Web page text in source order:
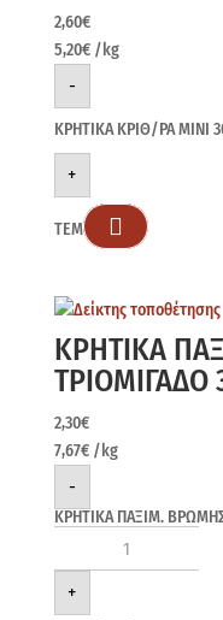
2,60€
5,20€ /kg
-
ΚΡΗΤΙΚΑ ΚΡΙΘ/ΡΑ ΜΙΝΙ
+
ΤΕΜ 
ΚΡΗΤΙΚΑ
ΤΡΙΟΜΙΓΑΔΟ
2,30€
7,67€ /kg
-
ΚΡΗΤΙΚΑ ΠΑΞΙΜ.
+